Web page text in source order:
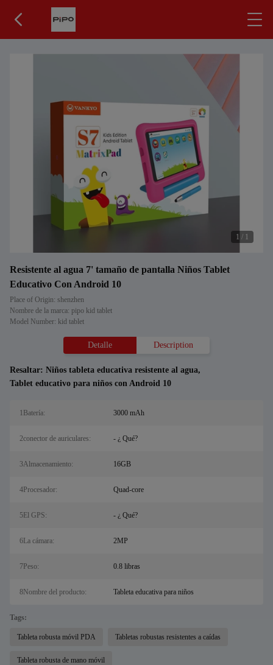
1 / 1
Resistente al agua 7' tamaño de pantalla Niños Tablet
Educativo Con Android 10
Place of Origin: shenzhen
Nombre de la marca: pipo kid tablet
Model Number: kid tablet
Detalle Description
Resaltar: Niños tableta educativa resistente al agua,
Tablet educativo para niños con Android 10
1Batería: 3000 mAh
2conector de auriculares: - ¿ Qué?
3Almacenamiento: 16GB
4Procesador: Quad-core
5El GPS: - ¿ Qué?
6La cámara: 2MP
7Peso: 0.8 libras
8Nombre del producto: Tableta educativa para niños
Tags:
Tableta robusta móvil PDA Tabletas robustas resistentes a caídas
Tableta robusta de mano móvil